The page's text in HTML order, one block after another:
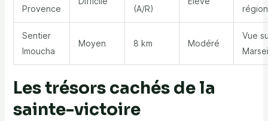
Provence
(A/R)
Sentier
Imoucha
Moyen 8 km Modéré
Vue
Les trésors cachés de la
sainte-victoire